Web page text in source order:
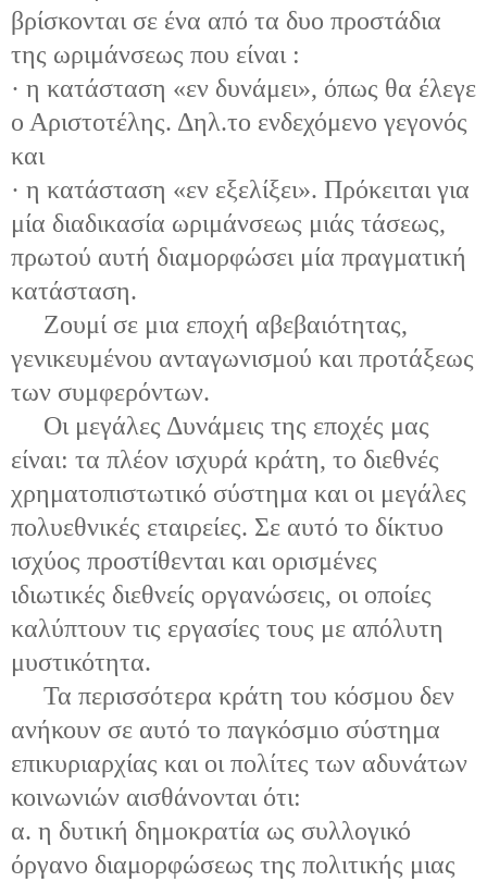
βρίσκονται σε ένα από τα δυο προστάδια
της ωριμάνσεως που είναι :
· η κατάσταση «εν δυνάμει», όπως θα έλεγε
ο Αριστοτέλης. Δηλ.το ενδεχόμενο γεγονός
και
· η κατάσταση «εν εξελίξει». Πρόκειται για
μία διαδικασία ωριμάνσεως μιάς τάσεως,
πρωτού αυτή διαμορφώσει μία πραγματική
κατάσταση.
Ζουμί σε μια εποχή αβεβαιότητας,
γενικευμένου ανταγωνισμού και προτάξεως
των συμφερόντων.
Οι μεγάλες Δυνάμεις της εποχές μας
είναι: τα πλέον ισχυρά κράτη, το διεθνές
χρηματοπιστωτικό σύστημα και οι μεγάλες
πολυεθνικές εταιρείες. Σε αυτό το δίκτυο
ισχύος προστίθενται και ορισμένες
ιδιωτικές διεθνείς οργανώσεις, οι οποίες
καλύπτουν τις εργασίες τους με απόλυτη
μυστικότητα.
Τα περισσότερα κράτη του κόσμου δεν
ανήκουν σε αυτό το παγκόσμιο σύστημα
επικυριαρχίας και οι πολίτες των αδυνάτων
κοινωνιών αισθάνονται ότι:
α. η δυτική δημοκρατία ως συλλογικό
όργανο διαμορφώσεως της πολιτικής μιας